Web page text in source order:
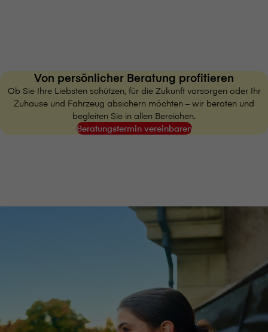
Von persönlicher Beratung profitieren
Ob Sie Ihre Liebsten schützen, für die Zukunft vorsorgen oder Ihr
Zuhause und Fahrzeug absichern möchten – wir beraten und
begleiten Sie in allen Bereichen.
Beratungstermin vereinbaren